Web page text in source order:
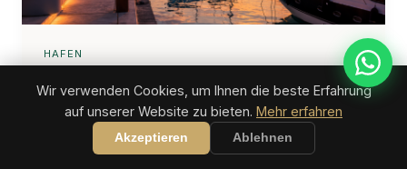
HAFEN
Kemer Marina
Eleganter Yachthafen mit Luxusbooten, Restaurants
und Boutiquen. Perfekt für Abendspaziergang,
Dinner mit Aussicht oder Bootstour-Buchung.
Wir verwenden Cookies, um Ihnen die beste Erfahrung
auf unserer Website zu bieten. Mehr erfahren
Akzeptieren Ablehnen